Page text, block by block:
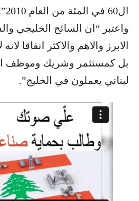
ال60 في المئة من العام 2010”.
واعتبر “ان السائح الخليجي
الابرز والاهم والاكثر انفاقا
لبناني يعملون في الخليج”.